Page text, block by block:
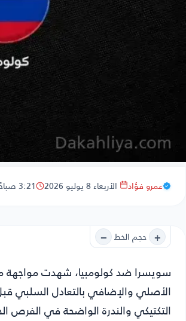
عمرو فؤاد الأربعاء 8 يوليو 2026 3:21 صباحًا
+ حجم الخط −
سويسرا ضد كولومبيا
الأصلي والإضافي بالتعادل السلبي
التكتيكي والندرة الواضحة في الفرص